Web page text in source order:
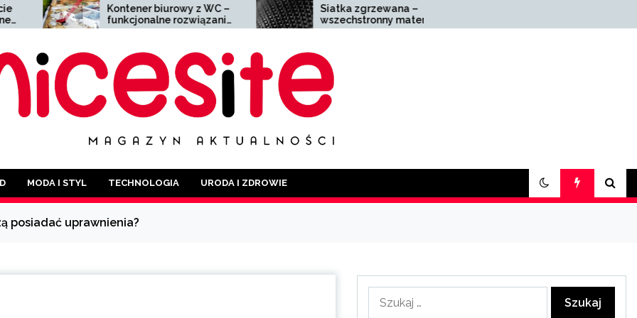
Kontener biurowy z WC –
funkcjonalne rozwiązanie
dla każdej branży
Siatka zgrzewana –
wszechstronny materiał o
szerokim zastosowaniu
pomoc w trudnych
MODA I STYL TECHNOLOGIA URODA I ZDROWIE
posiadać uprawnienia?